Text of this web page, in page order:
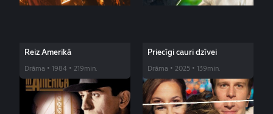
Reiz Amerikā
Drāma • 1984 • 219min.
Priecīgi cauri dzīvei
Drāma • 2025 • 139min.